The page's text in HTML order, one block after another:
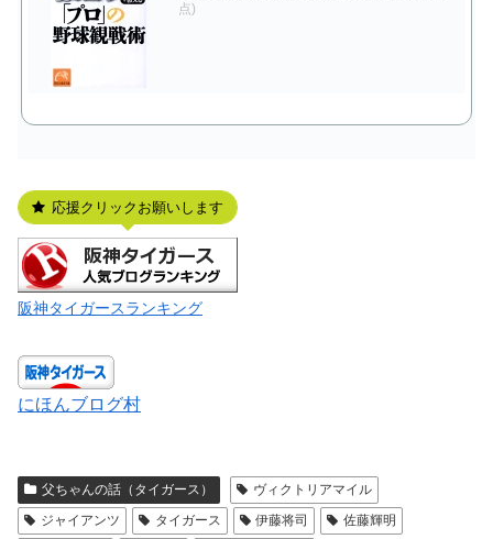
点)
応援クリックお願いします
阪神タイガースランキング
にほんブログ村
父ちゃんの話（タイガース）
ヴィクトリアマイル
ジャイアンツ
タイガース 伊藤将司 佐藤輝明